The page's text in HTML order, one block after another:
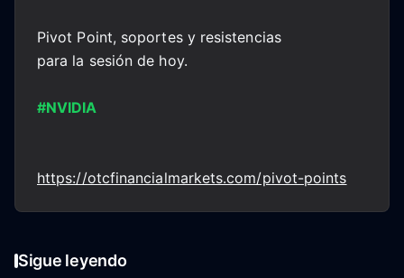
Pivot Point, soportes y resistencias
para la sesión de hoy.
#NVIDIA
https://otcfinancialmarkets.com/pivot-points
Sigue leyendo